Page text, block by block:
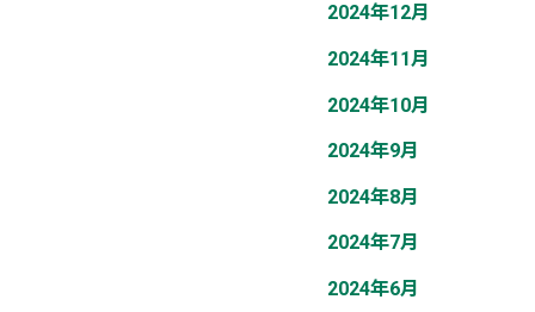
2024年12月
2024年11月
2024年10月
2024年9月
2024年8月
2024年7月
2024年6月